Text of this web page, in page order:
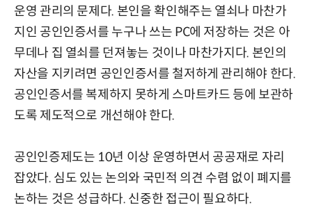
운영 관리의 문제다. 본인을 확인해주는 열쇠나 마찬가
지인 공인인증서를 누구나 쓰는 PC에 저장하는 것은 아
무데나 집 열쇠를 던져놓는 것이나 마찬가지다. 본인의
자산을 지키려면 공인인증서를 철저하게 관리해야 한다.
공인인증서를 복제하지 못하게 스마트카드 등에 보관하
도록 제도적으로 개선해야 한다.
공인인증제도는 10년 이상 운영하면서 공공재로 자리
잡았다. 심도 있는 논의와 국민적 의견 수렴 없이 폐지를
논하는 것은 성급하다. 신중한 접근이 필요하다.